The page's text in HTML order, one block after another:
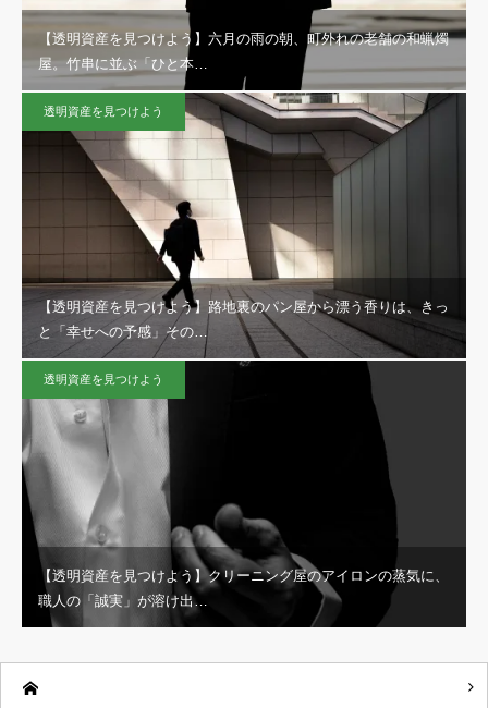
【透明資産を見つけよう】六月の雨の朝、町外れの老舗の和蝋燭
屋。竹串に並ぶ「ひと本…
透明資産を見つけよう
【透明資産を見つけよう】路地裏のパン屋から漂う香りは、きっ
と「幸せへの予感」その…
透明資産を見つけよう
【透明資産を見つけよう】クリーニング屋のアイロンの蒸気に、
職人の「誠実」が溶け出…